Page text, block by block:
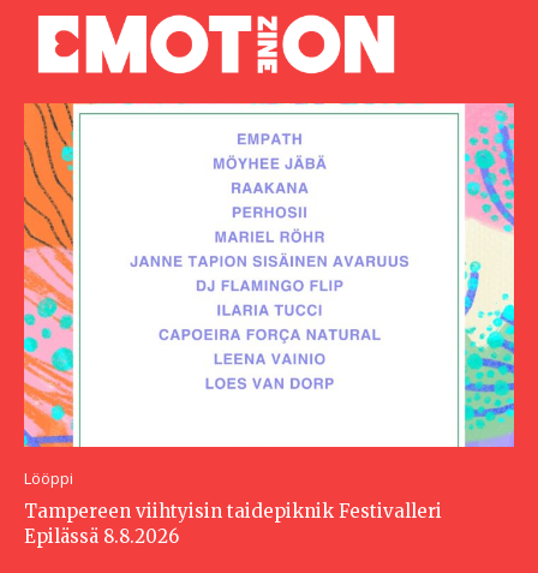
Lööppi
Tampereen viihtyisin taidepiknik Festivalleri
Epilässä 8.8.2026